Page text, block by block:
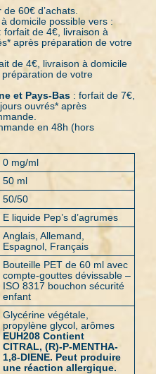
60€ d’achats.
domicile possible vers :
: forfait de 4€, livraison à
après préparation de votre
de 4€, livraison à domicile
de votre
et Pays-Bas : forfait de 7€,
ouvrés* après
en 48h (hors
0 mg/ml
50 ml
50/50
E liquide Pep’s d’agrumes
Anglais, Allemand,
Espagnol, Français
Bouteille PET de 60 ml avec
compte-gouttes dévissable –
ISO 8317 bouchon sécurité
enfant
Glycérine végétale,
propylène glycol, arômes
EUH208 Contient
CITRAL, (R)-P-MENTHA-
1,8-DIENE. Peut produire
une réaction allergique.